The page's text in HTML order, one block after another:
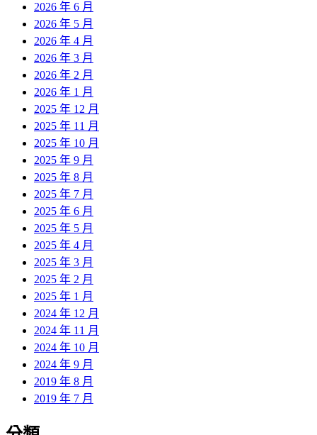
2026 年 6 月
2026 年 5 月
2026 年 4 月
2026 年 3 月
2026 年 2 月
2026 年 1 月
2025 年 12 月
2025 年 11 月
2025 年 10 月
2025 年 9 月
2025 年 8 月
2025 年 7 月
2025 年 6 月
2025 年 5 月
2025 年 4 月
2025 年 3 月
2025 年 2 月
2025 年 1 月
2024 年 12 月
2024 年 11 月
2024 年 10 月
2024 年 9 月
2019 年 8 月
2019 年 7 月